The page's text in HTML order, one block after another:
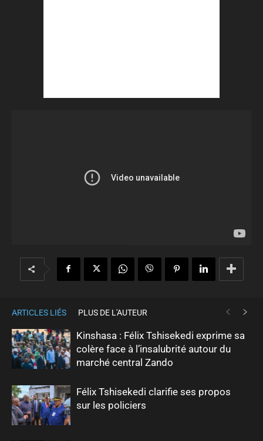
ARTICLES LIÉS PLUS DE L'AUTEUR
Kinshasa : Félix Tshisekedi exprime sa
colère face à l’insalubrité autour du
marché central Zando
Félix Tshisekedi clarifie ses propos
sur les policiers